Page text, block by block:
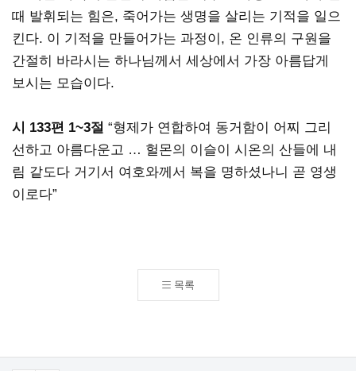
때 발휘되는 힘은, 죽어가는 생명을 살리는 기적을 일으
킨다. 이 기적을 만들어가는 과정이, 온 인류의 구원을
간절히 바라시는 하나님께서 세상에서 가장 아름답게
보시는 모습이다.
시 133편 1~3절 “형제가 연합하여 동거함이 어찌 그리
선하고 아름다운고 … 헐몬의 이슬이 시온의 산들에 내
림 같도다 거기서 여호와께서 복을 명하셨나니 곧 영생
이로다”
목록